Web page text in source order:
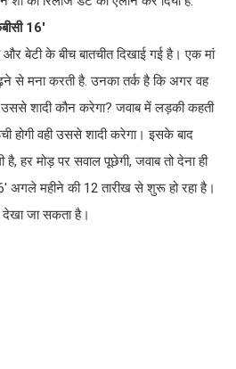
16'
और बेटी के बीच बातचीत दिखाई गई है। एक मां
से मना करती है. उनका तर्क है कि अगर वह
उससे शादी कौन करेगा? जवाब में लड़की कहती
होगी वही उससे शादी करेगा। इसके बाद
हर मोड़ पर सवाल पूछेगी, जवाब तो देना ही
अगले महीने की 12 तारीख से शुरू हो रहा है।
देखा जा सकता है।